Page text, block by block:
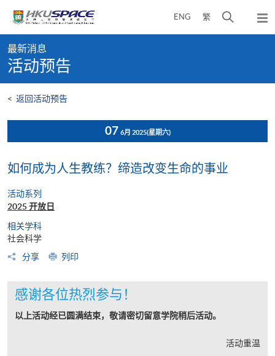
content
ENG 繁
开
弹
出
content
start
最新消息
活动预告
< 返回活动预告
07 6月 2025(星期六)
如何成为人生教练？缔造改变生命的事业
活动系列
2025 开放日
相关学科
社会科学
分享
列印
感谢各位热烈参与！
以上活动经已圆满结束，敬请密切留意学院稍后活动。
活动重温